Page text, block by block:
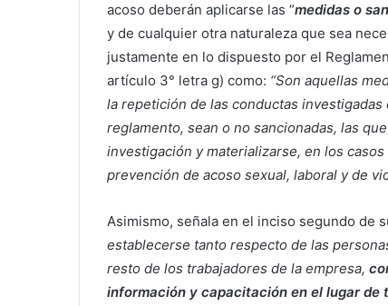
acoso deberán aplicarse las “medidas o
y de cualquier otra naturaleza que sea
justamente en lo dispuesto por el
artículo 3° letra g) como: “Son aquellas
la repetición de las conductas
reglamento, sean o no sancionadas, las
investigación y materializarse, en los
prevención de acoso sexual, laboral y de
Asimismo, señala en el inciso segundo de
establecerse tanto respecto de las
resto de los trabajadores de la empresa,
información y capacitación en el lugar de